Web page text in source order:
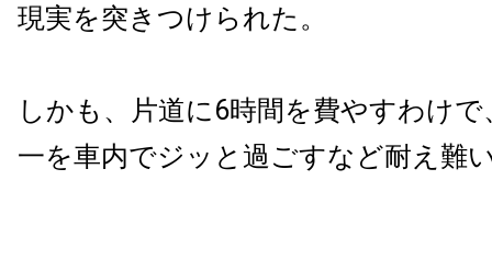
現実を突きつけられた。
しかも、片道に6時間を費やすわけ
一を車内でジッと過ごすなど耐え難